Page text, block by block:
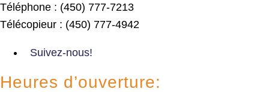
Téléphone : (450) 777-7213
Télécopieur : (450) 777-4942
Suivez-nous!
Heures d’ouverture: